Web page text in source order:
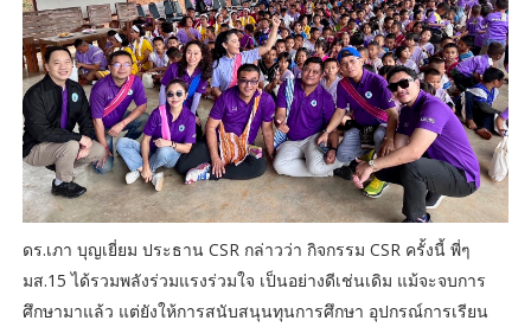
ดร.เภา บุญเยี่ยม ประธาน CSR กล่าวว่า กิจกรรม CSR ครั้งนี้ พี่ๆ
มส.15 ได้รวมพลังร่วมแรงร่วมใจ เป็นอย่างดีเช่นเดิม แม้จะจบการ
ศึกษามาแล้ว แต่ยังให้การสนับสนุนทุนการศึกษา อุปกรณ์การเรียน